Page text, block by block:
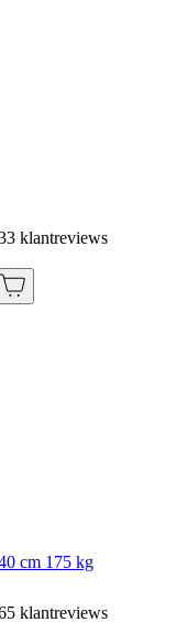
klantreviews
cm 175 kg
klantreviews